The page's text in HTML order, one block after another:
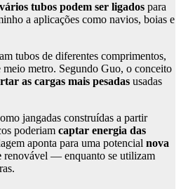
vários tubos podem ser ligados para
a aplicações como navios, boias e
tubos de diferentes comprimentos,
meio metro. Segundo Guo, o conceito
as cargas mais pesadas usadas
jangadas construídas a partir
poderiam captar energia das
aponta para uma potencial nova
renovável — enquanto se utilizam